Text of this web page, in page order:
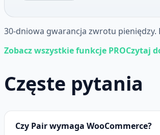
30-dniowa gwarancja zwrotu pieniędzy.
Zobacz wszystkie funkcje PROCzytaj
Częste pytania
Czy Pair wymaga WooCommerce?